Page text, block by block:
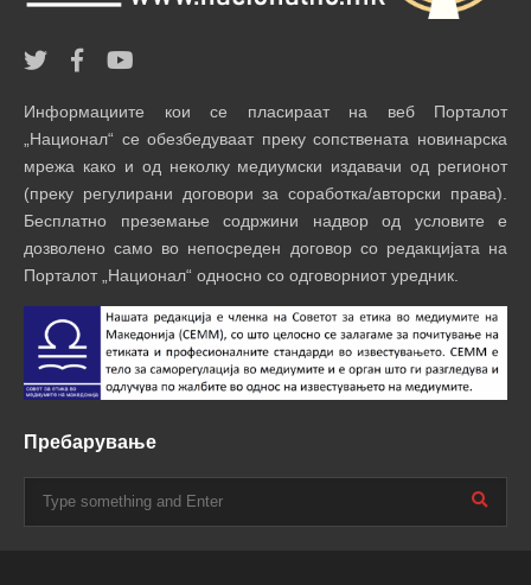
Информациите кои се пласираат на веб Порталот
„Национал“ се обезбедуваат преку сопствената новинарска
мрежа како и од неколку медиумски издавачи од регионот
(преку регулирани договори за соработка/авторски права).
Бесплатно преземање содржини надвор од условите е
дозволено само во непосреден договор со редакцијата на
Порталот „Национал“ односно со одговорниот уредник.
Пребарување